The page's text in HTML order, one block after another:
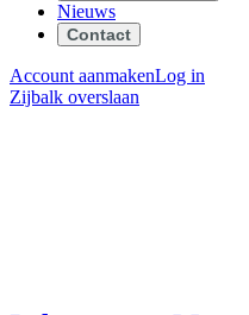
Nieuws
Contact
Account aanmakenLog in
Zijbalk overslaan